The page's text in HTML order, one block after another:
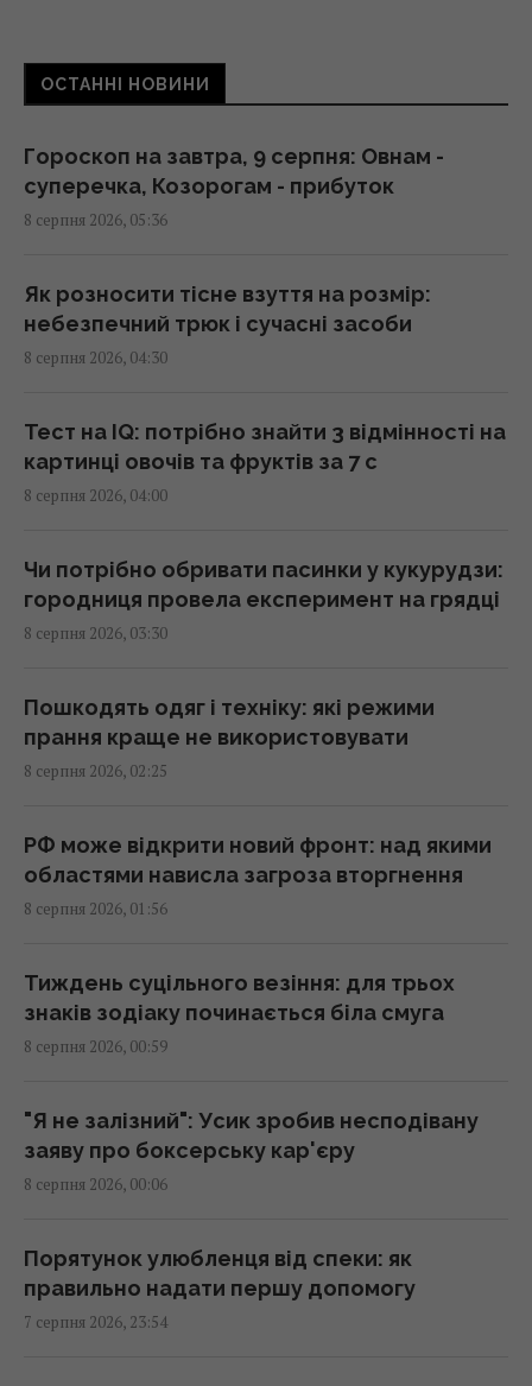
Мелоні відреагувала на вимогу Іспанії
щодо прикордонних перевірок у Шенгені
Сонячна електростанція перегородила
давні маршрути тварин: вони знайшли
02:18 субота, 08 серпня 2026
Саудівська Аравія, Пакистан і Туреччина
Reuters
01:44 субота, 08 серпня 2026
про Прагу перед поїздкою
01:15 субота, 08 серпня 2026
ракету для Су-57, - ЗМІ
00:32 субота, 08 серпня 2026
використати його повторно з користю
00:05 субота, 08 серпня 2026
віком 500 000 років: про що він свідчить
23:58 п'ятниця, 07 серпня 2026
Сенатом США законопроєкту щодо санкцій
проти РФ
23:53 п'ятниця, 07 серпня 2026
Є два варіанти: експерт назвав країни, які
можуть допомогти Україні з ракетами до
Patriot
ОСТАННІ НОВИНИ
Гороскоп на завтра, 9 серпня: Овнам -
суперечка, Козорогам - прибуток
8 серпня 2026, 05:36
Як розносити тісне взуття на розмір:
небезпечний трюк і сучасні засоби
8 серпня 2026, 04:30
Тест на IQ: потрібно знайти 3 відмінності на
картинці овочів та фруктів за 7 с
8 серпня 2026, 04:00
Чи потрібно обривати пасинки у кукурудзи:
городниця провела експеримент на грядці
8 серпня 2026, 03:30
Пошкодять одяг і техніку: які режими
прання краще не використовувати
8 серпня 2026, 02:25
РФ може відкрити новий фронт: над якими
областями нависла загроза вторгнення
8 серпня 2026, 01:56
Тиждень суцільного везіння: для трьох
знаків зодіаку починається біла смуга
8 серпня 2026, 00:59
"Я не залізний": Усик зробив несподівану
заяву про боксерську кар'єру
8 серпня 2026, 00:06
Порятунок улюбленця від спеки: як
правильно надати першу допомогу
7 серпня 2026, 23:54